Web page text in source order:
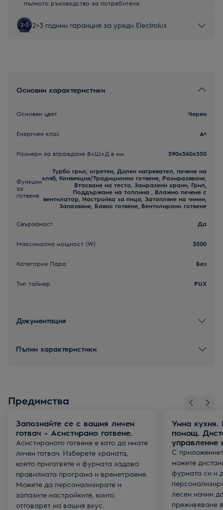
пълното ръководство за потребителя.
2+3 години гаранция за уреди Electrolux
Основни характеристики
Основен цвят Черен
Енергиен клас A+
Размери за вграждане ВxШxД в мм 590x560x550
Функции
за
готвене
Турбо грил, огретен, Долен нагревател, печене на
хляб, Конвекция/Традиционно готвене, Размразяване,
Втасване на тесто, Замразени храни, Грил,
Поддържане на топлина , Влажно печене с
вентилатор, Настройка за пица, Затопляне на чинии,
Запазване, Бавно готвене, Вентилирано готвене
Свързаност Да
Максимална мощност (W) 3500
Категория Пара Без
Тип таймер PUX
Документация
Пълни характеристики
Предимства
Запознайте се с вашия личен
готвач - Асистирано готвене.
Асистираното готвене е като да имате
личен готвач. Изберете храната,
която приготвяте и фурната задава
правилната програма и времетраене.
Можете да персонализирате и
запазите настройките, които
отговарят на вашия вкус.
Умна кухня.
помощ.
управление
С
можете
фурната си и
лесен начин
преживяване